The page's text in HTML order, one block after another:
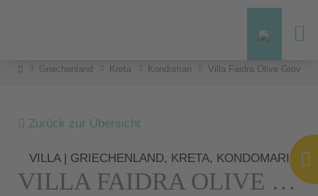
Griechenland Kreta Kondomari Villa Faidra Olive Grove
Zurück zur Übersicht
VILLA | GRIECHENLAND, KRETA, KONDOMARI
VILLA FAIDRA OLIVE GROVE